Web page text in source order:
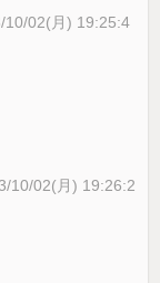
10/02(月) 19:25:4
10/02(月) 19:26:2